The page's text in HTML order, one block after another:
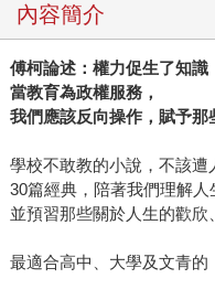
內容簡介
傅柯論述：權力促生了知識
當教育為政權服務，
我們應該反向操作，賦予那
學校不敢教的小說，不該遭
30篇經典，陪著我們理解人
並預習那些關於人生的歡欣
最適合高中、大學及文青的